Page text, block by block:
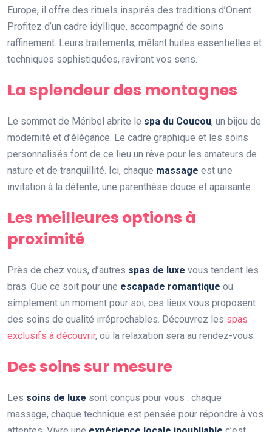
Europe, il offre des rituels inspirés des traditions d’Orient.
Profitez d’un cadre idyllique, accompagné de soins
raffinement. Leurs traitements, mêlant huiles essentielles et
techniques sophistiquées, raviront vos sens.
La splendeur des montagnes
Le sommet de Méribel abrite le spa du Coucou, un bijou de
modernité et d’élégance. Le cadre graphique et les soins
personnalisés font de ce lieu un rêve pour les amateurs de
nature et de tranquillité. Ici, chaque massage est une
invitation à la détente, une parenthèse douce et apaisante.
Les meilleures options à
proximité
Près de chez vous, d’autres spas de luxe vous tendent les
bras. Que ce soit pour une escapade romantique ou
simplement un moment pour soi, ces lieux vous proposent
des soins de qualité irréprochables. Découvrez les spas
exclusifs à découvrir, où la relaxation sera au rendez-vous.
Des soins sur mesure
Les soins de luxe sont conçus pour vous : chaque
massage, chaque technique est pensée pour répondre à vos